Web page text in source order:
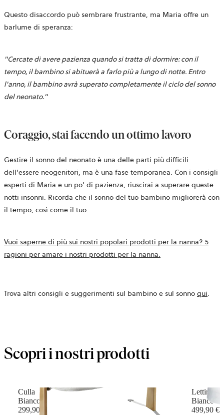
Questo disaccordo può sembrare frustrante, ma Maria offre un
barlume di speranza:
"Cercate di avere pazienza quando si tratta di dormire: con il
tempo, il bambino si abituerà a farlo più a lungo di notte. Entro
l'anno, il bambino avrà superato completamente il ciclo del sonno
del neonato."
Coraggio, stai facendo un ottimo lavoro
Gestire il sonno del neonato è una delle parti più difficili
dell'essere neogenitori, ma è una fase temporanea. Con i consigli
esperti di Maria e un po' di pazienza, riuscirai a superare queste
notti insonni. Ricorda che il sonno del tuo bambino migliorerà con
il tempo, così come il tuo.
Vuoi saperne di più sui nostri popolari prodotti per la nanna? 5
ragioni per amare i nostri prodotti per la nanna.
Trova altri consigli e suggerimenti sul bambino e sul sonno qui.
Scopri i nostri prodotti
Culla
Bianco
299,90 €
Lettino
Bianco
499,90 €